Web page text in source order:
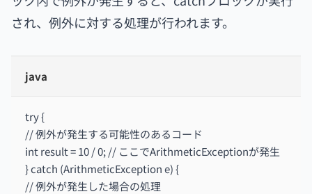
され、例外に対する処理が行われます。
java
try {
// 例外が発生する可能性のあるコード
int result = 10 / 0; // ここでArithmeticExceptionが発生
} catch (ArithmeticException e) {
// 例外が発生した場合の処理